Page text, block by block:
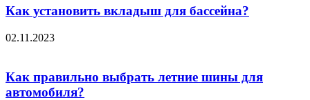
Как установить вкладыш для бассейна?
02.11.2023
Как правильно выбрать летние шины для
автомобиля?